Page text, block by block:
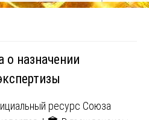
о назначении
ресурс Союза